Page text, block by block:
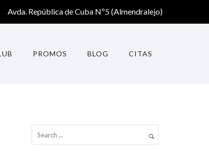
Avda. República de Cuba Nº5 (Almendralejo)
PROMOS BLOG CITAS